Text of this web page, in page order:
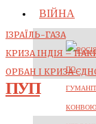
ВІЙНА
ІЗРАЇЛЬ-ГАЗА
КРИЗА ІНДІЯ –
ОРБАН І КРИЗА
ПУП